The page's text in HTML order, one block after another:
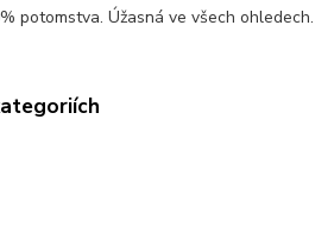
potomstva. Úžasná ve všech ohledech.